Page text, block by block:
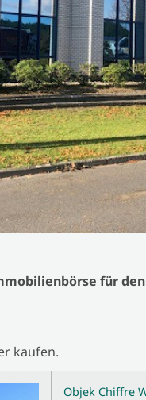
für
kaufen.
Objek Chiffre